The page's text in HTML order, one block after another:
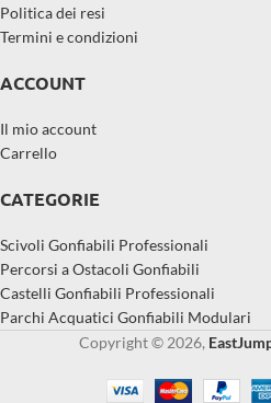
Politica dei resi
Termini e condizioni
ACCOUNT
Il mio account
Carrello
CATEGORIE
Scivoli Gonfiabili Professionali
Percorsi a Ostacoli Gonfiabili
Castelli Gonfiabili Professionali
Parchi Acquatici Gonfiabili Modulari
Copyright © 2026,